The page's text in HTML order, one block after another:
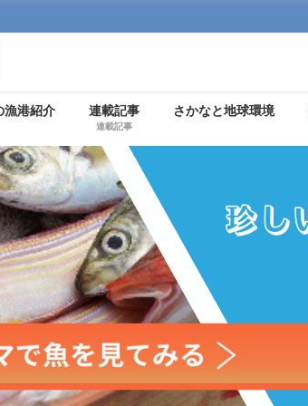
漁港紹介 連載記事
連載記事
さかなと地球環境